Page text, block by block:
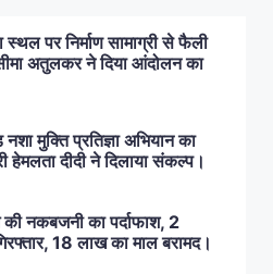
पर निर्माण सामाग्री से फैली
अतुलकर ने दिया आंदोलन का
मुक्ति प्रतिज्ञा अभियान का
हेमलता दीदी ने दिलाया संकल्प।
नकबजनी का पर्दाफाश, 2
18 लाख का माल बरामद।